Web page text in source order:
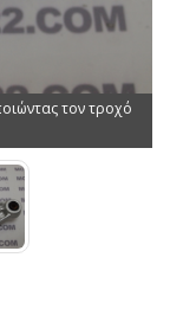
τον τροχό